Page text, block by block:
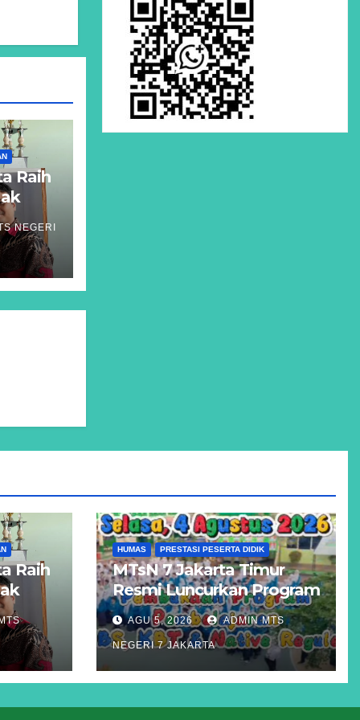
Raih
NEGERI
Raih
HUMAS PRESTASI PESERTA DIDIK
MTsN 7 Jakarta Timur
Resmi Luncurkan Program
Unggulan KBS, KBT, dan
Kelas Reguler Native
AGU 5, 2026 ADMIN MTS
NEGERI 7 JAKARTA